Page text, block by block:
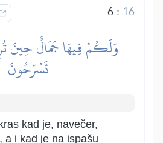
6: 16
وَلَكُمۡ فِيهَا جَمَالٌ حِينَ
تَسۡرَحُونَ
kad je, navečer,
a i kad je na ispašu